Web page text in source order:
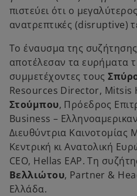
πιστεύει ότι ο
ανατρεπτικές (disruptive)
Το έναυσμα της
αποτέλεσαν τα ευρήματα
συμμετέχοντες τους
Resources Director, Mitsis
Στούμπου, Πρόεδρος
Business –
Διευθύντρια Καινοτομίας
Κεντρική κι Ανατολική
CEO, Hellas EAP. Τη
Βελλιώτου, Partner &
Ελλάδα.